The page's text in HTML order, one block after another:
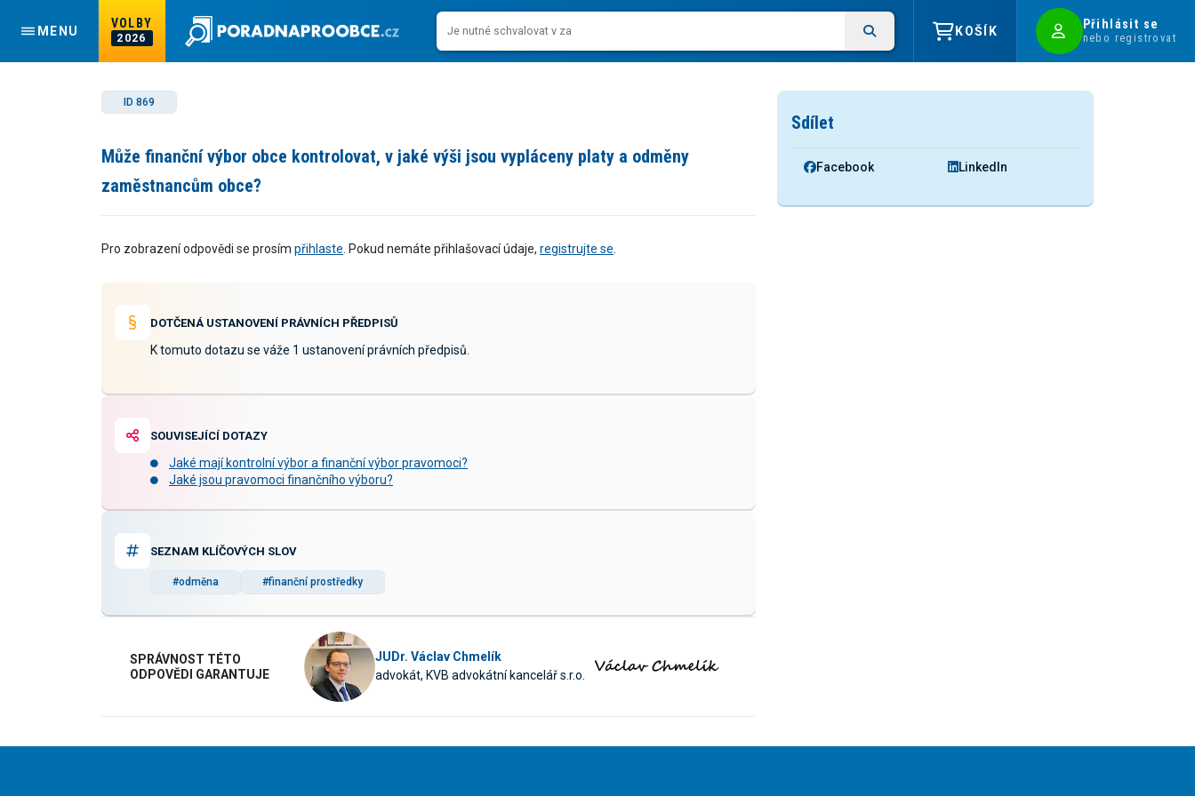
MENU
VOLBY
2026
KOŠÍK Přihlásit se
nebo registrovat
ID 869
Může finanční výbor obce kontrolovat, v jaké výši jsou vypláceny platy a odměny
zaměstnancům obce?
Pro zobrazení odpovědi se prosím přihlaste . Pokud nemáte přihlašovací údaje, registrujte se
DOTČENÁ USTANOVENÍ PRÁVNÍCH PŘEDPISŮ
K tomuto dotazu se váže 1 ustanovení právních předpisů.
SOUVISEJÍCÍ DOTAZY
Jaké mají kontrolní výbor a finanční výbor pravomoci?
Jaké jsou pravomoci finančního výboru?
SEZNAM KLÍČOVÝCH SLOV
#odměna #finanční prostředky
SPRÁVNOST TÉTO
ODPOVĚDI GARANTUJE
JUDr. Václav Chmelík
advokát, KVB advokátní kancelář s.r.o.
Sdílet
Facebook LinkedIn